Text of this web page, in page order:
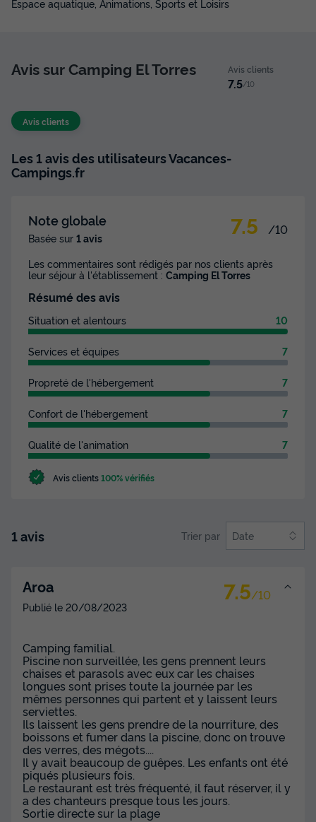
Espace aquatique, Animations, Sports et Loisirs
Avis sur Camping El Torres Avis clients
7.5/10
Avis clients
Les 1 avis des utilisateurs Vacances-
Campings.fr
Note globale
Basée sur 1 avis 7.5 /10
Les commentaires sont rédigés par nos clients après
leur séjour à l'établissement : Camping El Torres
Résumé des avis
Situation et alentours 10
Services et équipes 7
Propreté de l'hébergement 7
Confort de l'hébergement 7
Qualité de l'animation 7
Avis clients100% vérifiés
1 avis Trier par Date
Aroa 7.5/10
Publié le 20/08/2023
Camping familial.
Piscine non surveillée, les gens prennent leurs
chaises et parasols avec eux car les chaises
longues sont prises toute la journée par les
mêmes personnes qui partent et y laissent leurs
serviettes.
Ils laissent les gens prendre de la nourriture, des
boissons et fumer dans la piscine, donc on trouve
des verres, des mégots....
Il y avait beaucoup de guêpes. Les enfants ont été
piqués plusieurs fois.
Le restaurant est très fréquenté, il faut réserver, il y
a des chanteurs presque tous les jours.
Sortie directe sur la plage